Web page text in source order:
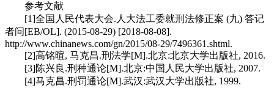
参考文献
[1]全国人民代表大会.人大法工委就刑法修正案 (九) 答记
者问[EB/OL]. (2015-08-29) [2018-08-08].
http://www.chinanews.com/gn/2015/08-29/7496361.shtml.
[2]高铭暄, 马克昌.刑法学[M].北京:北京大学出版社, 2016.
[3]陈兴良.刑种通论[M].北京:中国人民大学出版社, 2007.
[4]马克昌.刑罚通论[M].武汉:武汉大学出版社, 1999.